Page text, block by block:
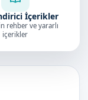
İçerikler
rehber ve yararlı
içerikler